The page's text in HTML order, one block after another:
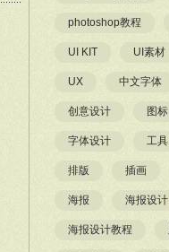
photoshop教程
UI KIT UI素材
UX 中文字体
创意设计 图标
字体设计 工具
排版 插画
海报 海报设计
海报设计教程